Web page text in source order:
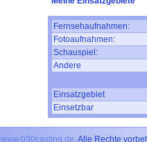
Fernsehaufnahmen:
Fotoaufnahmen:
Schauspiel:
Andere
Einsatzgebiet
Einsetzbar
www.030casting.de. Alle Rechte